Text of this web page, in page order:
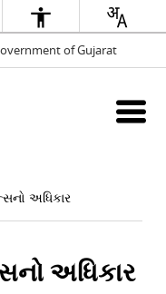
of Gujarat
અધિકાર
અધિકાર